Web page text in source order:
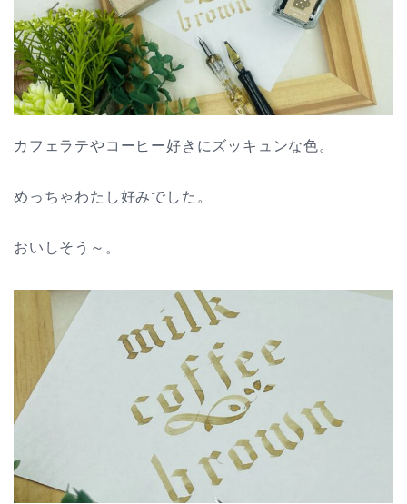
カフェラテやコーヒー好きにズッキュンな色。
めっちゃわたし好みでした。
おいしそう～。